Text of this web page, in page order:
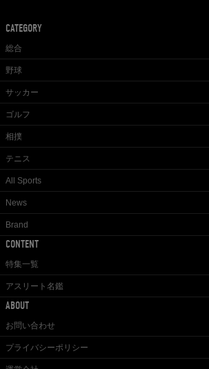
CATEGORY
総合
野球
サッカー
ゴルフ
相撲
テニス
All Sports
News
Brand
CONTENT
特集一覧
アスリート名鑑
ABOUT
お問い合わせ
プライバシーポリシー